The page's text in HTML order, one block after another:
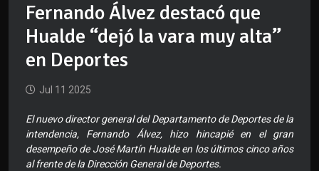
Fernando Álvez destacó que
Hualde “dejó la vara muy alta”
en Deportes
Jul 11 2025
El nuevo director general del Departamento de Deportes de la
intendencia, Fernando Álvez, hizo hincapié en el gran
desempeño de José Martín Hualde en los últimos cinco años
al frente de la Dirección General de Deportes.